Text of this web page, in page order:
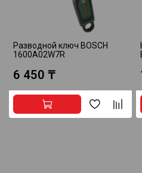
Разводной ключ BOSCH
1600A02W7R
6 450 ₸